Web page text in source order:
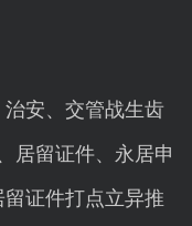
安、交管战生齿
居留证件、永居申
证件打点立异推